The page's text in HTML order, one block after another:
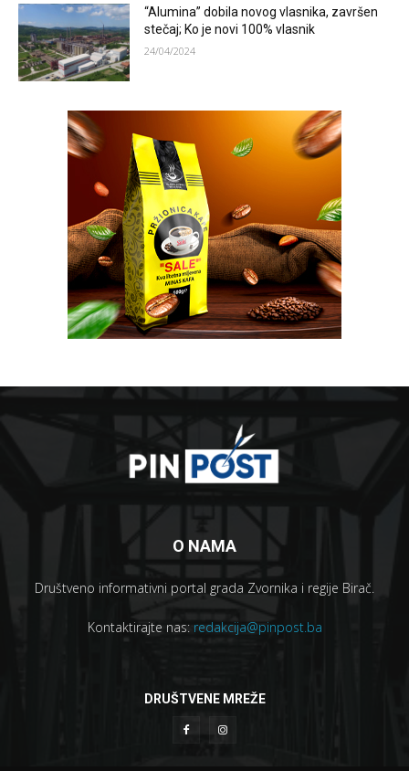
“Alumina” dobila novog vlasnika, završen
stečaj; Ko je novi 100% vlasnik
24/04/2024
O NAMA
Društveno informativni portal grada Zvornika i regije Birač.
Kontaktirajte nas: redakcija@pinpost.ba
DRUŠTVENE MREŽE